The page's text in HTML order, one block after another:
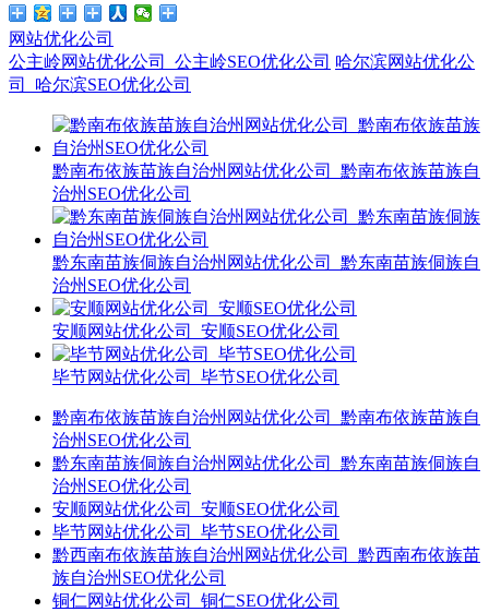
网站优化公司
公主岭网站优化公司_公主岭SEO优化公司 哈尔滨网站优化公
司_哈尔滨SEO优化公司
黔南布依族苗族自治州网站优化公司_黔南布依族苗族自
治州SEO优化公司
黔东南苗族侗族自治州网站优化公司_黔东南苗族侗族自
治州SEO优化公司
安顺网站优化公司_安顺SEO优化公司
毕节网站优化公司_毕节SEO优化公司
黔南布依族苗族自治州网站优化公司_黔南布依族苗族自
治州SEO优化公司
黔东南苗族侗族自治州网站优化公司_黔东南苗族侗族自
治州SEO优化公司
安顺网站优化公司_安顺SEO优化公司
毕节网站优化公司_毕节SEO优化公司
黔西南布依族苗族自治州网站优化公司_黔西南布依族苗
族自治州SEO优化公司
铜仁网站优化公司_铜仁SEO优化公司